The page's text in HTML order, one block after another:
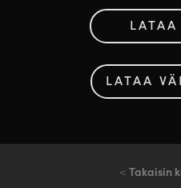
LATAA
< Takaisin